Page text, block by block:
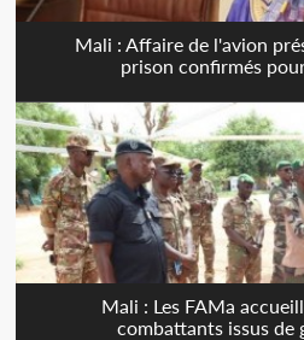
Mali : Affaire de l'avion
prison confirmés
Mali : Les FAMa
combattants issus de